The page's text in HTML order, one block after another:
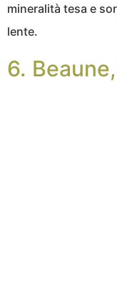
mineralità tesa e
lente.
6.